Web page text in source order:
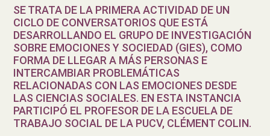
SE TRATA DE LA PRIMERA ACTIVIDAD DE UN
CICLO DE CONVERSATORIOS QUE ESTÁ
DESARROLLANDO EL GRUPO DE INVESTIGACIÓN
SOBRE EMOCIONES Y SOCIEDAD (GIES), COMO
FORMA DE LLEGAR A MÁS PERSONAS E
INTERCAMBIAR PROBLEMÁTICAS
RELACIONADAS CON LAS EMOCIONES DESDE
LAS CIENCIAS SOCIALES. EN ESTA INSTANCIA
PARTICIPÓ EL PROFESOR DE LA ESCUELA DE
TRABAJO SOCIAL DE LA PUCV, CLÉMENT COLIN.